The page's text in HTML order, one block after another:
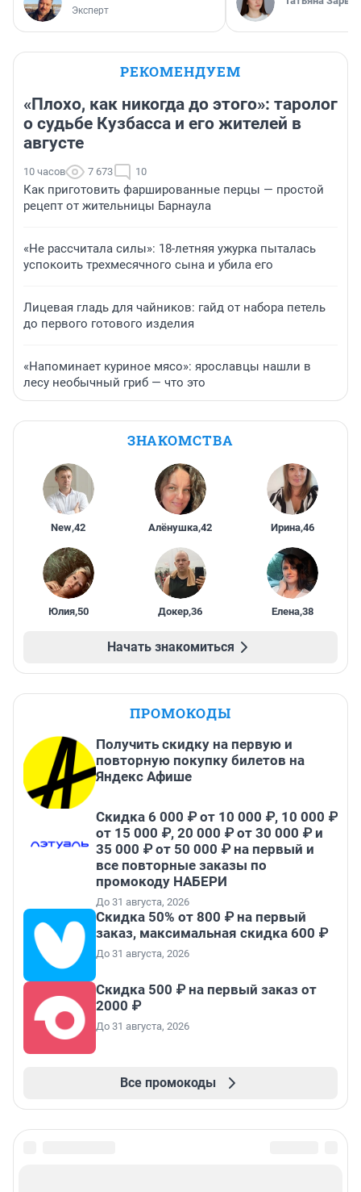
Эксперт
РЕКОМЕНДУЕМ
«Плохо, как никогда до этого»: таролог
о судьбе Кузбасса и его жителей в
августе
10 часов 7 673 10
Как приготовить фаршированные перцы — простой
рецепт от жительницы Барнаула
«Не рассчитала силы»: 18-летняя ужурка пыталась
успокоить трехмесячного сына и убила его
Лицевая гладь для чайников: гайд от набора петель
до первого готового изделия
«Напоминает куриное мясо»: ярославцы нашли в
лесу необычный гриб — что это
ЗНАКОМСТВА
New,42 Алёнушка,42 Ирина,46
Юлия,50 Докер,36 Елена,38
Начать знакомиться
ПРОМОКОДЫ
Получить скидку на первую и
повторную покупку билетов на
Яндекс Афише
Скидка 6 000 ₽ от 10 000 ₽, 10 000 ₽
от 15 000 ₽, 20 000 ₽ от 30 000 ₽ и
35 000 ₽ от 50 000 ₽ на первый и
все повторные заказы по
промокоду НАБЕРИ
До 31 августа, 2026
Скидка 50% от 800 ₽ на первый
заказ, максимальная скидка 600 ₽
До 31 августа, 2026
Скидка 500 ₽ на первый заказ от
2000 ₽
До 31 августа, 2026
Все промокоды